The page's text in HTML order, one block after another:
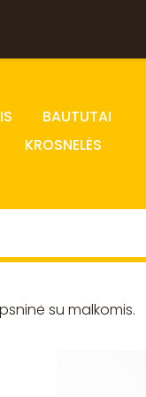
BAUTUTAI
KROSNELĖS
su malkomis.